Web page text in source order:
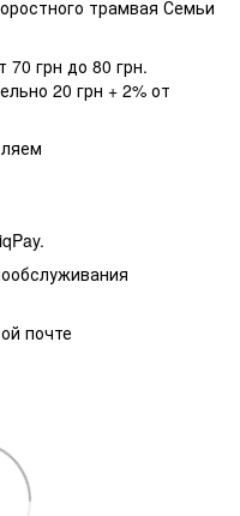
трамвая Семьи
грн до 80 грн.
20 грн + 2% от
почте